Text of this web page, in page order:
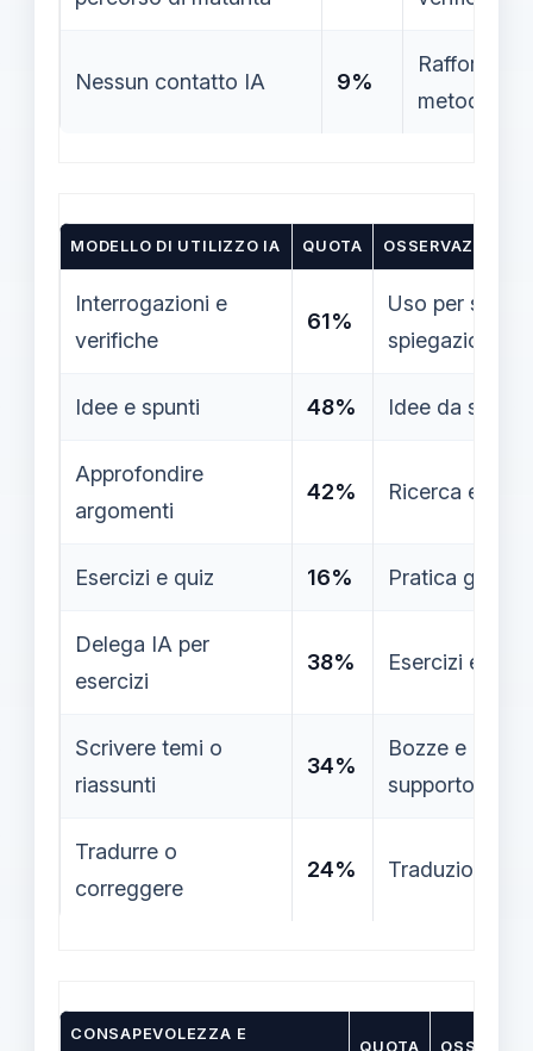
Nessun contatto IA 9%
Rafforzare
MODELLO DI UTILIZZO IA QUOTA OSSERVAZIONI
Interrogazioni e
verifiche
61%
Uso per
spiegazioni
Idee e spunti 48% Idee da
Approfondire
argomenti
42% Ricerca e
Esercizi e quiz 16% Pratica
Delega IA per
esercizi
38% Esercizi e
Scrivere temi o
riassunti
34%
Bozze e
supporto.
Tradurre o
correggere
24% Traduzioni o
CONSAPEVOLEZZA E
QUOTA